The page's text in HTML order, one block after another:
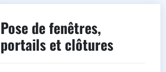
Pose de fenêtres,
portails et clôtures